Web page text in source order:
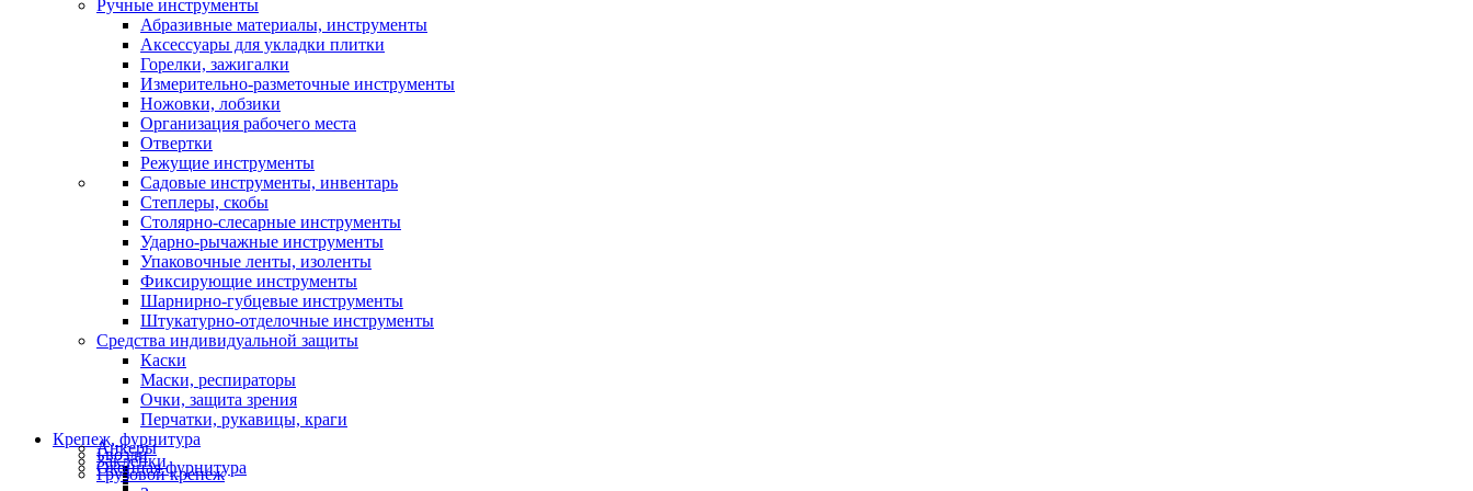
Ручные инструменты
Абразивные материалы, инструменты
Аксессуары для укладки плитки
Горелки, зажигалки
Измерительно-разметочные инструменты
Ножовки, лобзики
Организация рабочего места
Отвертки
Режущие инструменты
Садовые инструменты, инвентарь
Степлеры, скобы
Столярно-слесарные инструменты
Ударно-рычажные инструменты
Упаковочные ленты, изоленты
Фиксирующие инструменты
Шарнирно-губцевые инструменты
Штукатурно-отделочные инструменты
Средства индивидуальной защиты
Каски
Маски, респираторы
Очки, защита зрения
Перчатки, рукавицы, краги
Крепеж, фурнитура
Анкеры
Гвозди
Заклепки
Оконная фурнитура
Грузовой крепеж